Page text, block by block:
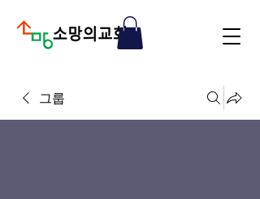
그룹